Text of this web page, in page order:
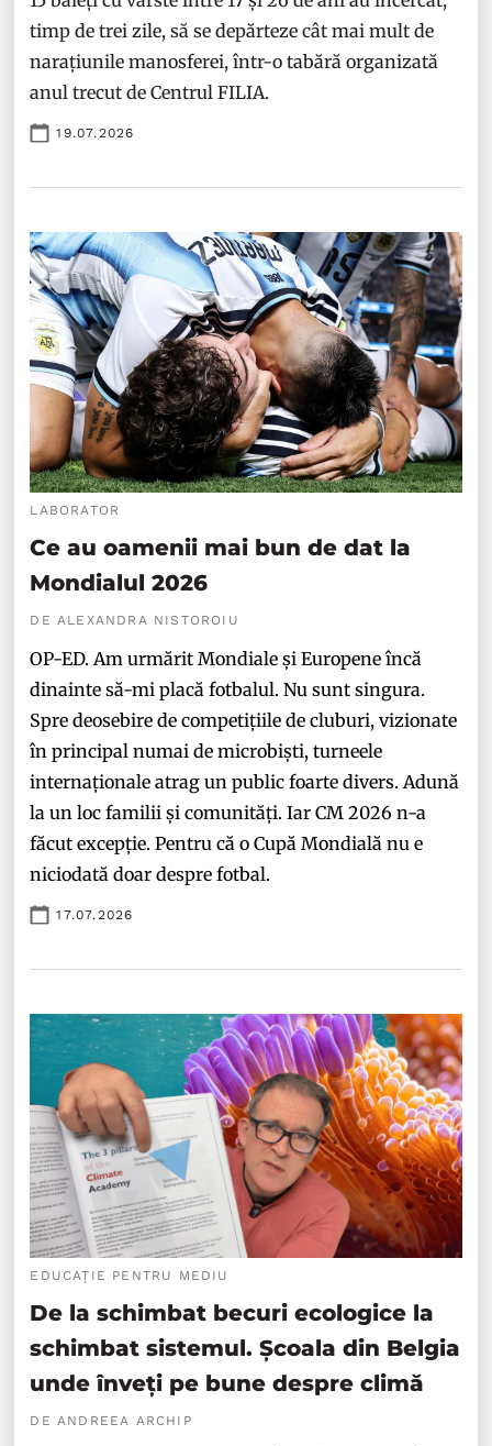
timp de trei zile, să se depărteze cât mai mult de
narațiunile manosferei, într-o tabără organizată
anul trecut de Centrul FILIA.
19.07.2026
LABORATOR
Ce au oamenii mai bun de dat la
Mondialul 2026
DE ALEXANDRA NISTOROIU
OP-ED. Am urmărit Mondiale și Europene încă
dinainte să-mi placă fotbalul. Nu sunt singura.
Spre deosebire de competițiile de cluburi, vizionate
în principal numai de microbiști, turneele
internaționale atrag un public foarte divers. Adună
la un loc familii și comunități. Iar CM 2026 n-a
făcut excepție. Pentru că o Cupă Mondială nu e
niciodată doar despre fotbal.
17.07.2026
EDUCAȚIE PENTRU MEDIU
De la schimbat becuri ecologice la
schimbat sistemul. Școala din Belgia
unde înveți pe bune despre climă
DE ANDREEA ARCHIP